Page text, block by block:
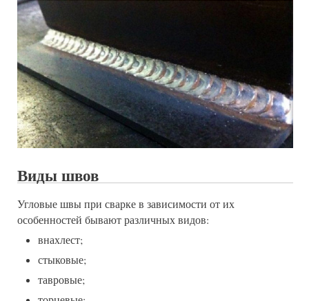
Виды швов
Угловые швы при сварке в зависимости от их
особенностей бывают различных видов:
внахлест;
стыковые;
тавровые;